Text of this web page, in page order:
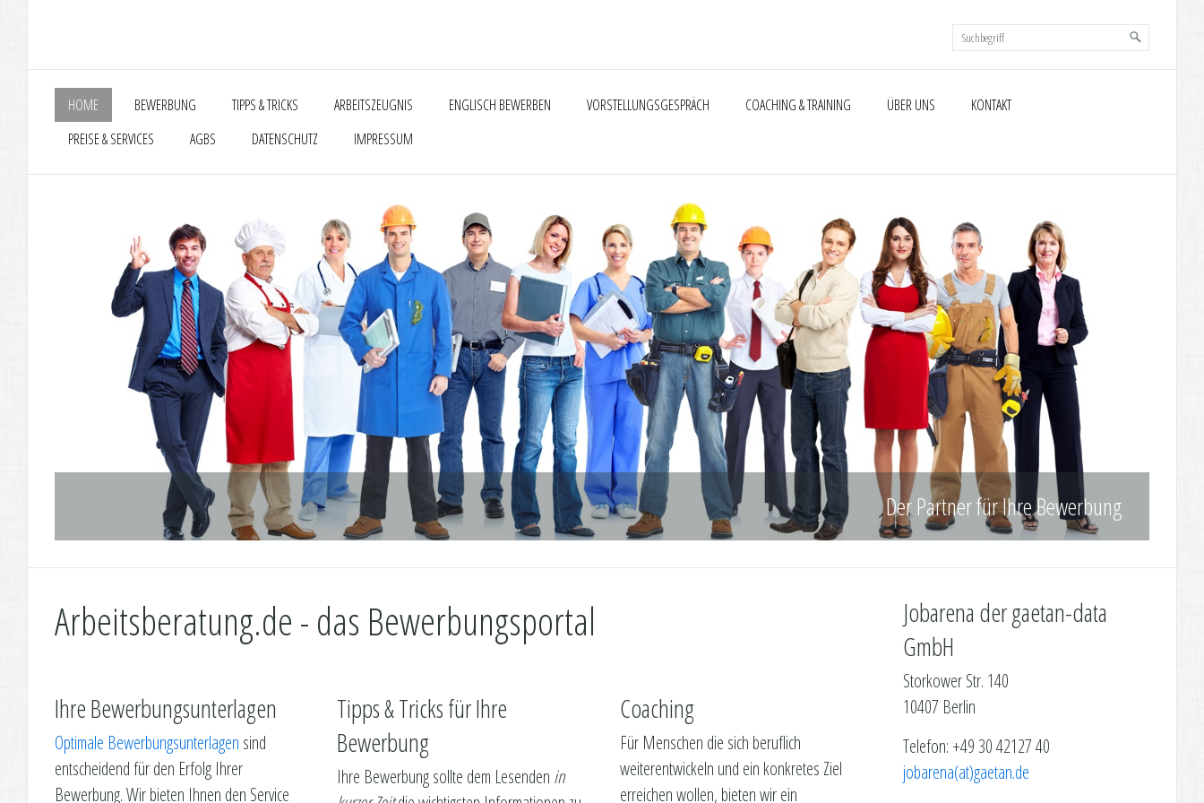
HOME BEWERBUNG TIPPS & TRICKS ARBEITSZEUGNIS ENGLISCH BEWERBEN VORSTELLUNGSGESPRÄCH COACHING & TRAINING ÜBER UNS
KONTAKT
PREISE & SERVICES
AGBS DATENSCHUTZ IMPRESSUM
Der Partner für Ihre Bewerbung
Arbeitsberatung.de - das Bewerbungsportal
Ihre Bewerbungsunterlagen
Optimale Bewerbungsunterlagen sind
entscheidend für den Erfolg Ihrer
Bewerbung. Wir bieten Ihnen den Service
Tipps & Tricks für Ihre
Bewerbung
Ihre Bewerbung sollte dem Lesenden in
Coaching
Für Menschen die sich beruflich
weiterentwickeln und ein konkretes Ziel
erreichen wollen, bieten wir ein
Jobarena der gaetan-data
GmbH
Storkower Str. 140
10407 Berlin
Telefon: +49 30 42127 40
jobarena(at)gaetan.de